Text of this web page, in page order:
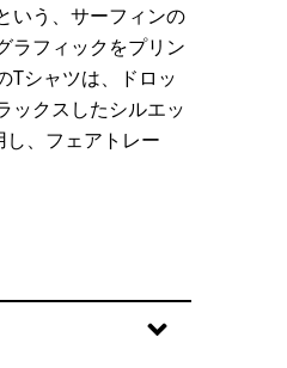
いう、サーフィンの
ラフィックをプリン
Tシャツは、ドロッ
ックスしたシルエッ
し、フェアトレー